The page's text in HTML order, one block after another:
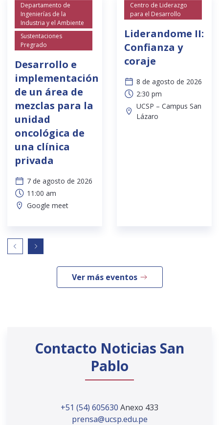
Departamento de
Ingenierías de la
Industria y el Ambiente
Sustentaciones
Pregrado
Desarrollo e
implementación
de un área de
mezclas para la
unidad
oncológica de
una clínica
privada
7 de agosto de 2026
11:00 am
Google meet
Centro de Liderazgo
para el Desarrollo
Liderandome II:
Confianza y
coraje
8 de agosto de 2026
2:30 pm
UCSP – Campus San
Lázaro
Ver más eventos
Contacto Noticias San
Pablo
+51 (54) 605630 Anexo 433
prensa@ucsp.edu.pe